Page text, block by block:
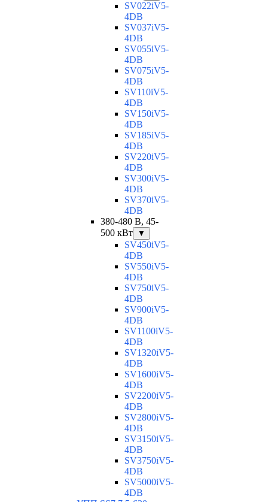
SV022iV5-
4DB
SV037iV5-
4DB
SV055iV5-
4DB
SV075iV5-
4DB
SV110iV5-
4DB
SV150iV5-
4DB
SV185iV5-
4DB
SV220iV5-
4DB
SV300iV5-
4DB
SV370iV5-
4DB
380-480 В, 45-
500 кВт
▼
SV450iV5-
4DB
SV550iV5-
4DB
SV750iV5-
4DB
SV900iV5-
4DB
SV1100iV5-
4DB
SV1320iV5-
4DB
SV1600iV5-
4DB
SV2200iV5-
4DB
SV2800iV5-
4DB
SV3150iV5-
4DB
SV3750iV5-
4DB
SV5000iV5-
4DB